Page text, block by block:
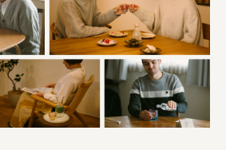
匹
ト 日南市／設計・施工 株式会社乃